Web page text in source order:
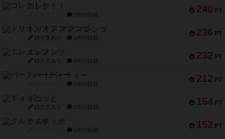
240 PT
コレクト！
1件の投稿
236 PT
トリオンフ ア マレンゴ
紹介文あり 1件の投稿
232 PT
エレメンツ
紹介文あり 4件の投稿
212 PT
バー！パーティー
1件の投稿
154 PT
ギョッと
紹介文あり 1件の投稿
152 PT
クルティボ
1件の投稿